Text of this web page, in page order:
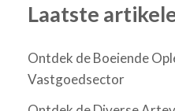
Laatste
Ontdek de Boeiende
Vastgoedsector